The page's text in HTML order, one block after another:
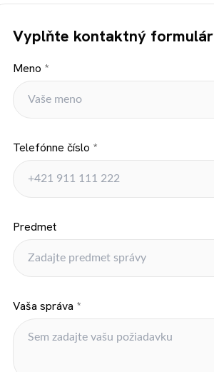
Vyplňte kontaktný formulár
Meno *
Telefónne číslo *
Predmet
Vaša správa *
nebol
POKRAČOVAŤ V NÁKUPE